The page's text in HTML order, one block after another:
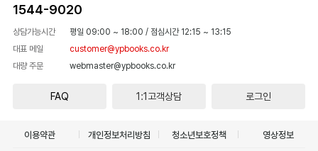
1544-9020
상담가능시간 평일 09:00 ~ 18:00 / 점심시간 12:15 ~ 13:15
대표 메일
customer@ypbooks.co.kr
대량 주문
webmaster@ypbooks.co.kr
FAQ 1:1고객상담 로그인
이용약관 개인정보처리방침 청소년보호정책 영상정보